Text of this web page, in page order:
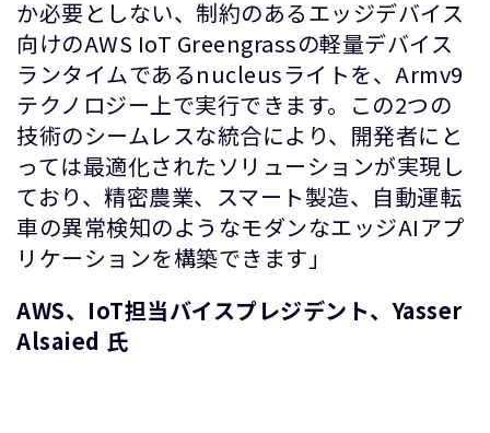
か必要としない、制約のあるエッジデバイス
向けのAWS IoT Greengrassの軽量デバイス
ランタイムであるnucleusライトを、Armv9
テクノロジー上で実行できます。この2つの
技術のシームレスな統合により、開発者にと
っては最適化されたソリューションが実現し
ており、精密農業、スマート製造、自動運転
車の異常検知のようなモダンなエッジAIアプ
リケーションを構築できます」
AWS、IoT担当バイスプレジデント、Yasser
Alsaied 氏